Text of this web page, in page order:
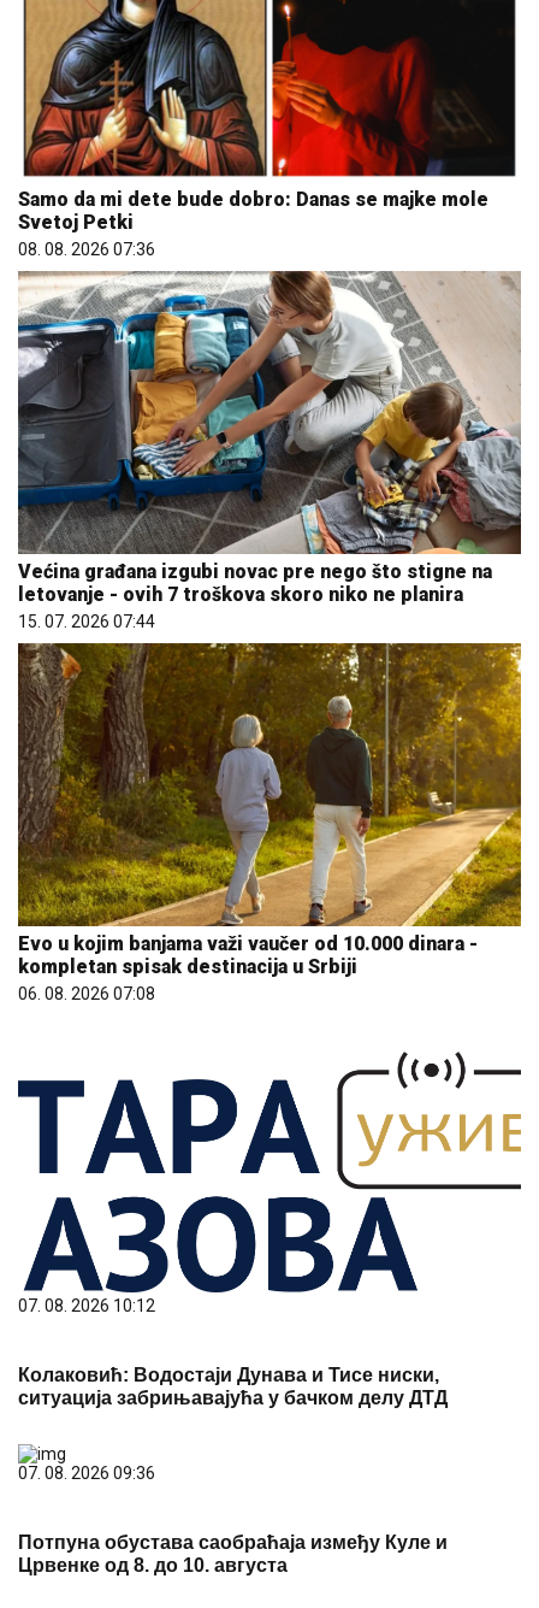
Samo da mi dete bude dobro: Danas se majke mole
Svetoj Petki
08. 08. 2026 07:36
Većina građana izgubi novac pre nego što stigne na
letovanje - ovih 7 troškova skoro niko ne planira
15. 07. 2026 07:44
Evo u kojim banjama važi vaučer od 10.000 dinara -
kompletan spisak destinacija u Srbiji
06. 08. 2026 07:08
07. 08. 2026 10:12
Колаковић: Водостаји Дунава и Тисе ниски,
ситуација забрињавајућа у бачком делу ДТД
07. 08. 2026 09:36
Потпуна обустава саобраћаја између Куле и
Црвенке од 8. до 10. августа